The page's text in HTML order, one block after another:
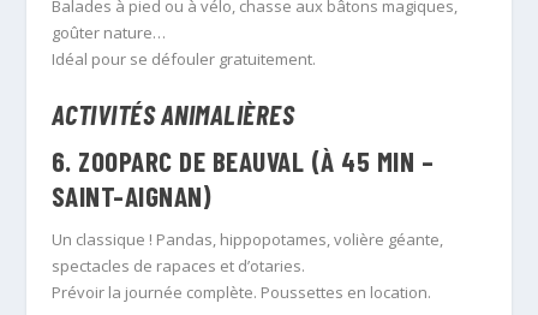
Balades à pied ou à vélo, chasse aux bâtons magiques,
goûter nature…
Idéal pour se défouler gratuitement.
ACTIVITÉS ANIMALIÈRES
6. ZOOPARC DE BEAUVAL (À 45 MIN –
SAINT-AIGNAN)
Un classique ! Pandas, hippopotames, volière géante,
spectacles de rapaces et d’otaries.
Prévoir la journée complète. Poussettes en location.